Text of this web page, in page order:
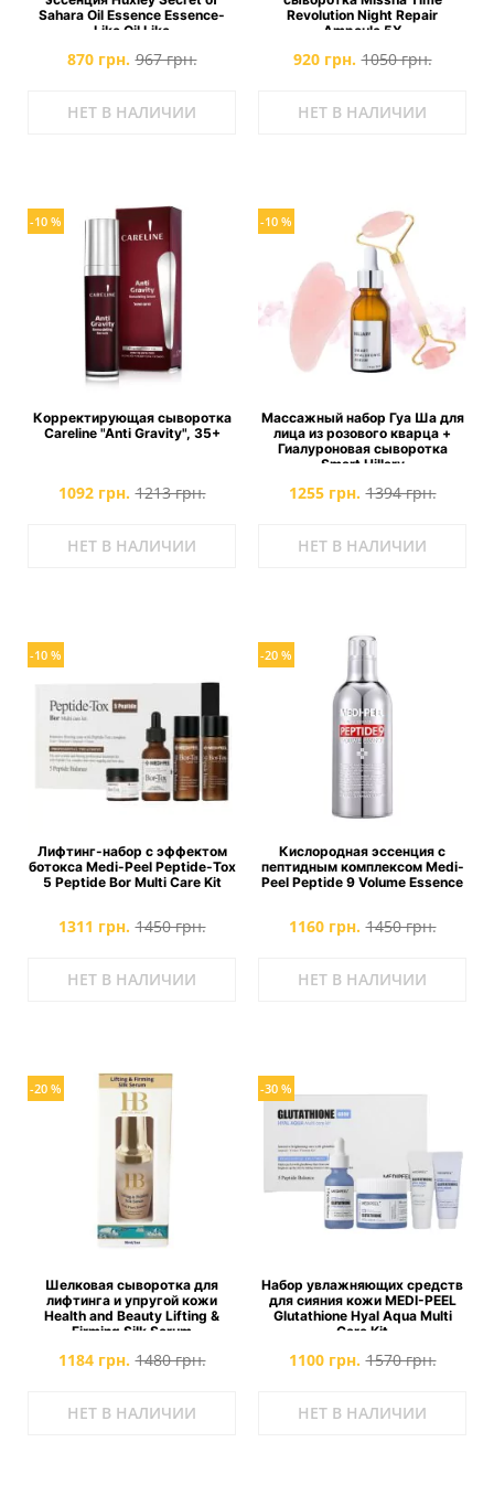
Sahara Oil Essence Essence-
Like Oil Like
870 грн. 967 грн.
НЕТ В НАЛИЧИИ
Revolution Night Repair
Ampoule 5X
920 грн. 1050 грн.
НЕТ В НАЛИЧИИ
-10 %
Корректирующая сыворотка
Careline "Anti Gravity", 35+
1092 грн. 1213 грн.
НЕТ В НАЛИЧИИ
-10 %
Массажный набор Гуа Ша для
лица из розового кварца +
Гиалуроновая сыворотка
Smart Hillary
1255 грн. 1394 грн.
НЕТ В НАЛИЧИИ
-10 %
Лифтинг-набор с эффектом
ботокса Medi-Peel Peptide-Tox
5 Peptide Bor Multi Care Kit
1311 грн. 1450 грн.
НЕТ В НАЛИЧИИ
-20 %
Кислородная эссенция с
пептидным комплексом Medi-
Peel Peptide 9 Volume Essence
1160 грн. 1450 грн.
НЕТ В НАЛИЧИИ
-20 %
Шелковая сыворотка для
лифтинга и упругой кожи
Health and Beauty Lifting &
Firming Silk Serum
1184 грн. 1480 грн.
НЕТ В НАЛИЧИИ
-30 %
Набор увлажняющих средств
для сияния кожи MEDI-PEEL
Glutathione Hyal Aqua Multi
Care Kit
1100 грн. 1570 грн.
НЕТ В НАЛИЧИИ